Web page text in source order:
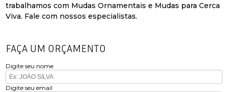
trabalhamos com Mudas Ornamentais e Mudas para Cerca
Viva. Fale com nossos especialistas.
FAÇA UM ORÇAMENTO
Digite seu nome
Digite seu email